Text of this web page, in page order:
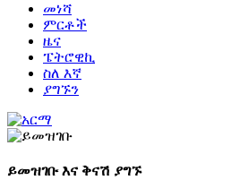
መነሻ
ምርቶች
ዜና
ፔትሮዊኪ
ስለ እኛ
ያግኙን
ይመዝገቡ እና ቅናሽ ያግኙ